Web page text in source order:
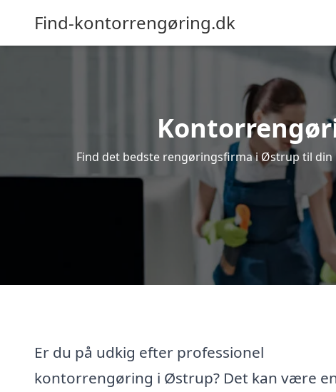
Find-kontorrengøring.dk
Find det bedste rengøringsfirma i Østrup til
Er du på udkig efter professionel
kontorrengøring i Østrup? Det kan være